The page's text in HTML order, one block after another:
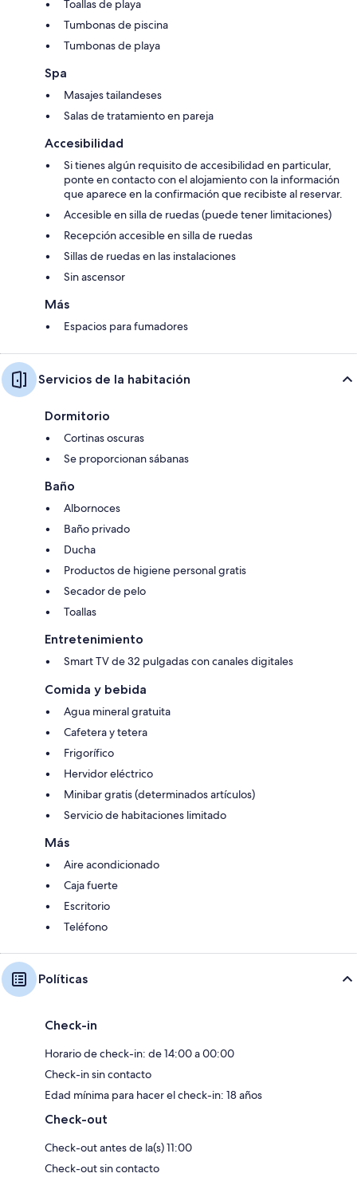
Toallas de playa
Tumbonas de piscina
Tumbonas de playa
Spa
Masajes tailandeses
Salas de tratamiento en pareja
Accesibilidad
Si tienes algún requisito de accesibilidad en particular,
ponte en contacto con el alojamiento con la información
que aparece en la confirmación que recibiste al reservar.
Accesible en silla de ruedas (puede tener limitaciones)
Recepción accesible en silla de ruedas
Sillas de ruedas en las instalaciones
Sin ascensor
Más
Espacios para fumadores
Servicios de la habitación
Dormitorio
Cortinas oscuras
Se proporcionan sábanas
Baño
Albornoces
Baño privado
Ducha
Productos de higiene personal gratis
Secador de pelo
Toallas
Entretenimiento
Smart TV de 32 pulgadas con canales digitales
Comida y bebida
Agua mineral gratuita
Cafetera y tetera
Frigorífico
Hervidor eléctrico
Minibar gratis (determinados artículos)
Servicio de habitaciones limitado
Más
Aire acondicionado
Caja fuerte
Escritorio
Teléfono
Políticas
Check-in
Horario de check-in: de 14:00 a 00:00
Check-in sin contacto
Edad mínima para hacer el check-in: 18 años
Check-out
Check-out antes de la(s) 11:00
Check-out sin contacto